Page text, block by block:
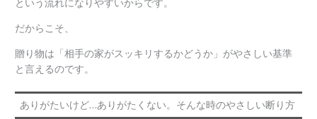
という流れになりやすいからです。
だからこそ、
贈り物は「相手の家がスッキリするかどうか」がやさしい基準
と言えるのです。
ありがたいけど…ありがたくない。そんな時のやさしい断り方